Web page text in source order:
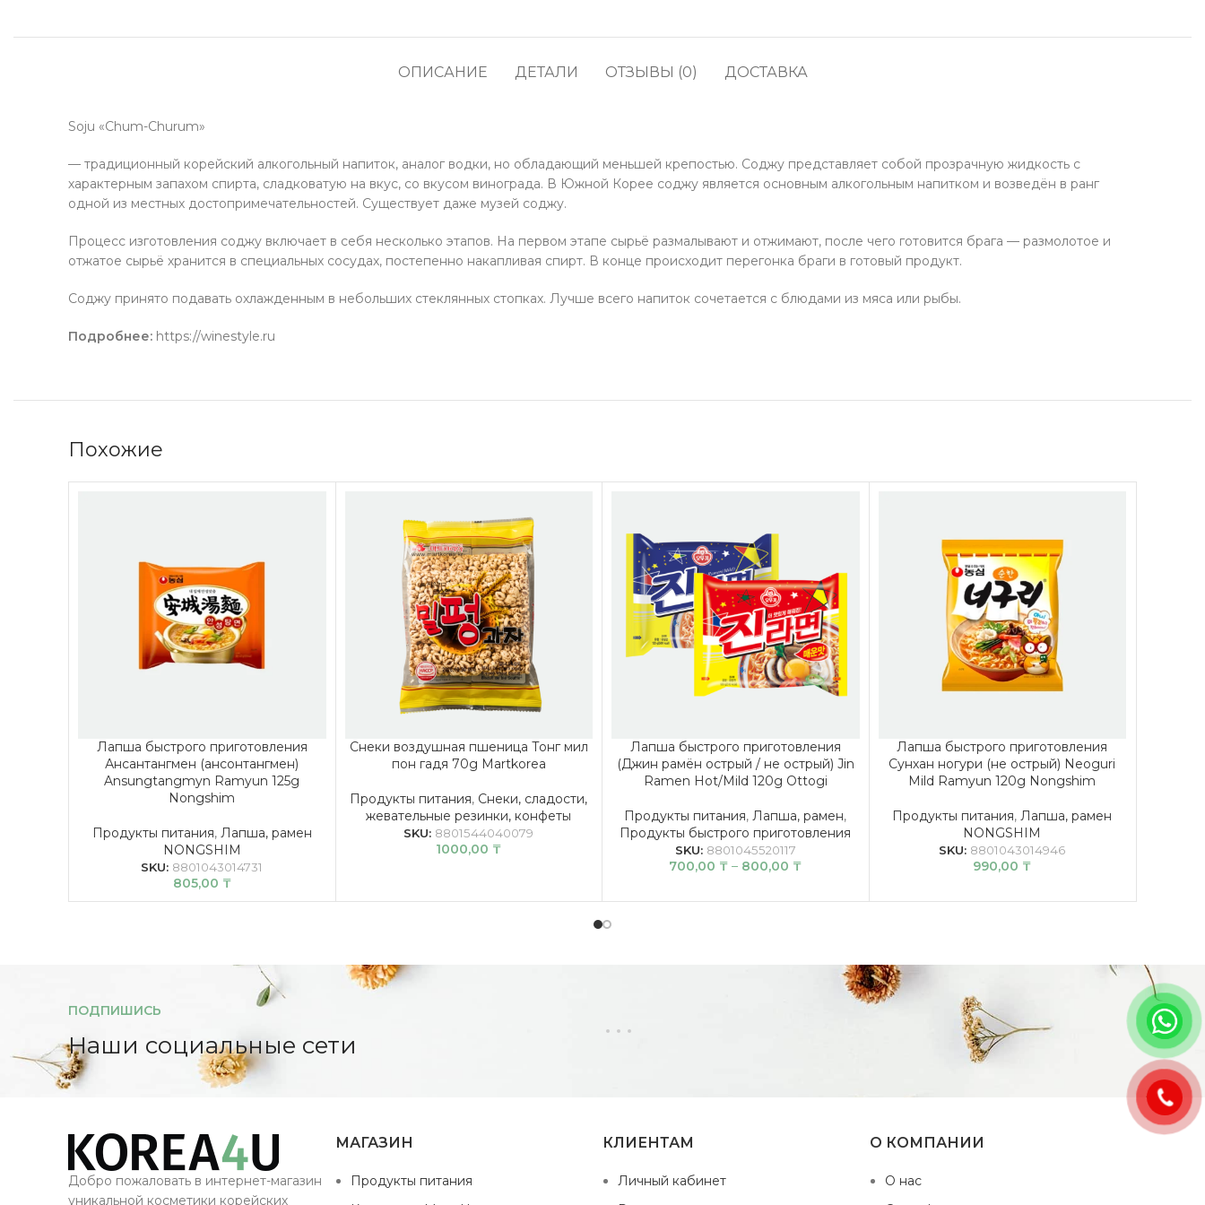
Напитки, молоко, готовое
кофе
ОПИСАНИЕ ДЕТАЛИ ОТЗЫВЫ (0) ДОСТАВКА
Soju «Chum-Churum»
— традиционный корейский алкогольный напиток, аналог водки, но обладающий меньшей крепостью. Соджу представляет собой прозрачную жидкость с
характерным запахом спирта, сладковатую на вкус, со вкусом винограда. В Южной Корее соджу является основным алкогольным напитком и возведён в ранг
одной из местных достопримечательностей. Существует даже музей соджу.
Процесс изготовления соджу включает в себя несколько этапов. На первом этапе сырьё размалывают и отжимают, после чего готовится брага — размолотое и
отжатое сырьё хранится в специальных сосудах, постепенно накапливая спирт. В конце происходит перегонка браги в готовый продукт.
Соджу принято подавать охлажденным в небольших стеклянных стопках. Лучше всего напиток сочетается с блюдами из мяса или рыбы.
Подробнее: https://winestyle.ru
Похожие
Лапша быстрого приготовления
Ансантангмен (ансонтангмен)
Ansungtangmyn Ramyun 125g
Nongshim
Продукты питания, Лапша, рамен
NONGSHIM
SKU: 8801043014731
805,00 ₸
Снеки воздушная пшеница Тонг мил
пон гадя 70g Martkorea
Продукты питания, Снеки, сладости,
жевательные резинки, конфеты
SKU: 8801544040079
1000,00 ₸
Лапша быстрого приготовления
(Джин рамён острый / не острый) Jin
Ramen Hot/Mild 120g Ottogi
Продукты питания,Лапша, рамен,
Продукты быстрого приготовления
SKU: 8801045520117
700,00 ₸ – 800,00 ₸
Лапша быстрого приготовления
Сунхан ногури (не острый) Neoguri
Mild Ramyun 120g Nongshim
Продукты питания,Лапша, рамен
NONGSHIM
SKU: 8801043014946
990,00 ₸
ПОДПИШИСЬ
Наши социальные сети
Добро пожаловать в интернет-магазин
уникальной косметики корейских
МАГАЗИН
Продукты питания
КЛИЕНТАМ
Личный кабинет
О КОМПАНИИ
О нас